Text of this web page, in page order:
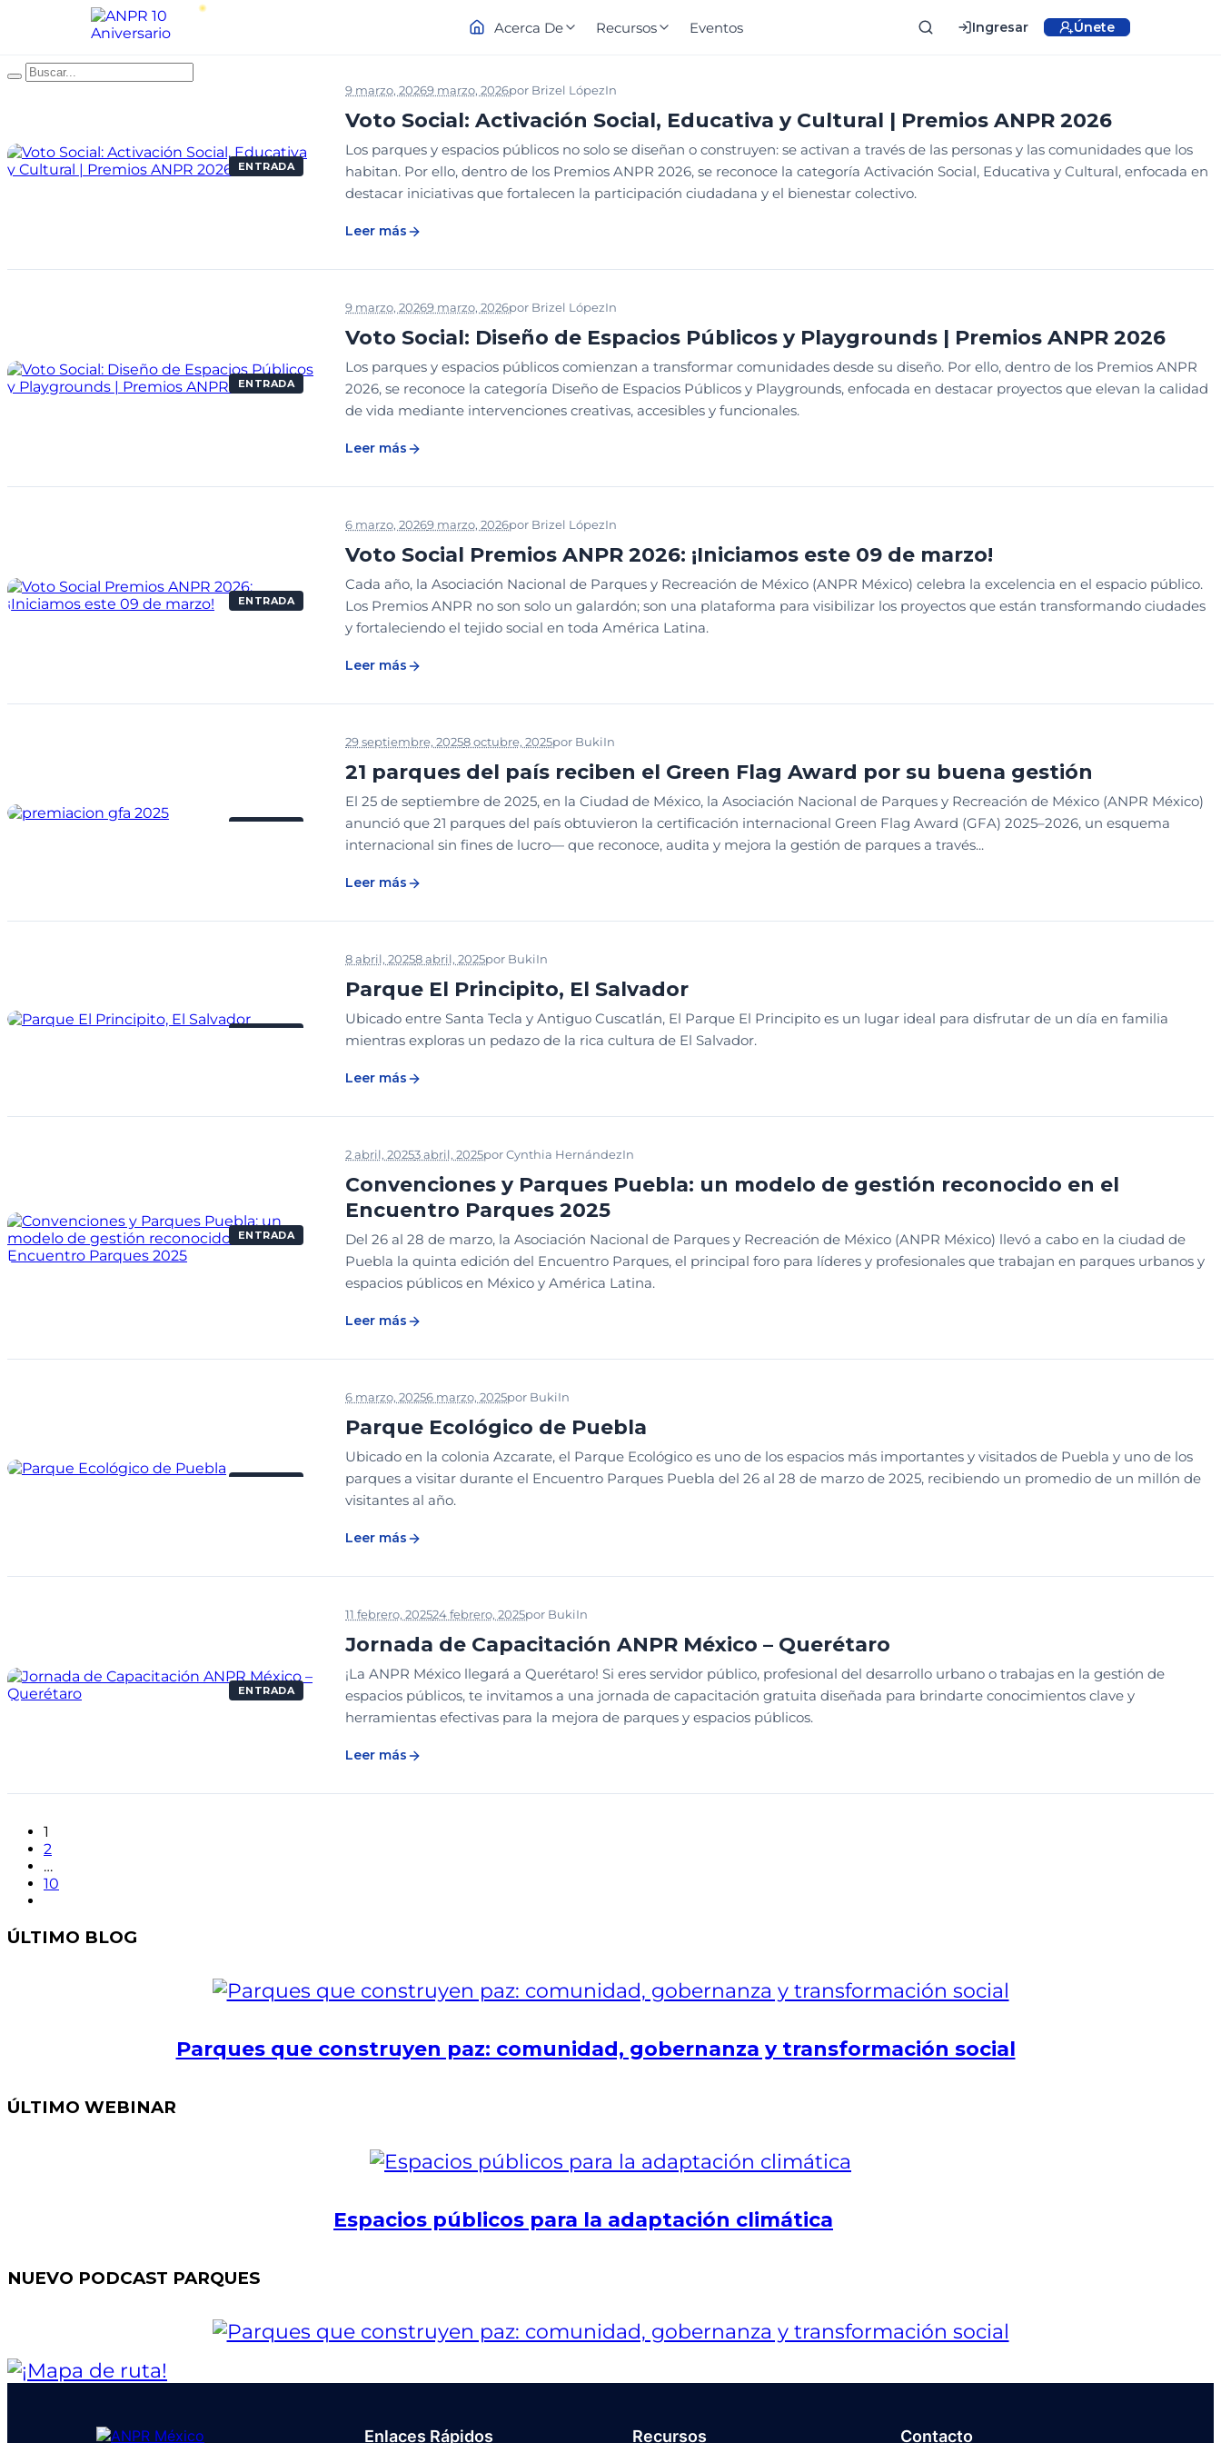
Acerca De Recursos Eventos Ingresar Únete
ENTRADA
9 marzo, 20269 marzo, 2026por Brizel LópezIn
Voto Social: Activación Social, Educativa y Cultural | Premios ANPR 2026
Los parques y espacios públicos no solo se diseñan o construyen: se activan a través de las personas y las comunidades que los
habitan. Por ello, dentro de los Premios ANPR 2026, se reconoce la categoría Activación Social, Educativa y Cultural, enfocada en
destacar iniciativas que fortalecen la participación ciudadana y el bienestar colectivo.
Leer más
ENTRADA
9 marzo, 20269 marzo, 2026por Brizel LópezIn
Voto Social: Diseño de Espacios Públicos y Playgrounds | Premios ANPR 2026
Los parques y espacios públicos comienzan a transformar comunidades desde su diseño. Por ello, dentro de los Premios ANPR
2026, se reconoce la categoría Diseño de Espacios Públicos y Playgrounds, enfocada en destacar proyectos que elevan la calidad
de vida mediante intervenciones creativas, accesibles y funcionales.
Leer más
ENTRADA
6 marzo, 20269 marzo, 2026por Brizel LópezIn
Voto Social Premios ANPR 2026: ¡Iniciamos este 09 de marzo!
Cada año, la Asociación Nacional de Parques y Recreación de México (ANPR México) celebra la excelencia en el espacio público.
Los Premios ANPR no son solo un galardón; son una plataforma para visibilizar los proyectos que están transformando ciudades
y fortaleciendo el tejido social en toda América Latina.
Leer más
29 septiembre, 20258 octubre, 2025por BukiIn
21 parques del país reciben el Green Flag Award por su buena gestión
El 25 de septiembre de 2025, en la Ciudad de México, la Asociación Nacional de Parques y Recreación de México (ANPR México)
anunció que 21 parques del país obtuvieron la certificación internacional Green Flag Award (GFA) 2025–2026, un esquema
internacional sin fines de lucro— que reconoce, audita y mejora la gestión de parques a través...
Leer más
8 abril, 20258 abril, 2025por BukiIn
Parque El Principito, El Salvador
Ubicado entre Santa Tecla y Antiguo Cuscatlán, El Parque El Principito es un lugar ideal para disfrutar de un día en familia
mientras exploras un pedazo de la rica cultura de El Salvador.
Leer más
ENTRADA
2 abril, 20253 abril, 2025porCynthia HernándezIn
Convenciones y Parques Puebla: un modelo de gestión reconocido en el
Encuentro Parques 2025
Del 26 al 28 de marzo, la Asociación Nacional de Parques y Recreación de México (ANPR México) llevó a cabo en la ciudad de
Puebla la quinta edición del Encuentro Parques, el principal foro para líderes y profesionales que trabajan en parques urbanos y
espacios públicos en México y América Latina.
Leer más
6 marzo, 20256 marzo, 2025por BukiIn
Parque Ecológico de Puebla
Ubicado en la colonia Azcarate, el Parque Ecológico es uno de los espacios más importantes y visitados de Puebla y uno de los
parques a visitar durante el Encuentro Parques Puebla del 26 al 28 de marzo de 2025, recibiendo un promedio de un millón de
visitantes al año.
Leer más
ENTRADA
11 febrero, 202524 febrero, 2025por BukiIn
Jornada de Capacitación ANPR México – Querétaro
¡La ANPR México llegará a Querétaro! Si eres servidor público, profesional del desarrollo urbano o trabajas en la gestión de
espacios públicos, te invitamos a una jornada de capacitación gratuita diseñada para brindarte conocimientos clave y
herramientas efectivas para la mejora de parques y espacios públicos.
Leer más
1
2
…
10
ÚLTIMO BLOG
Parques que construyen paz: comunidad, gobernanza y transformación social
ÚLTIMO WEBINAR
Espacios públicos para la adaptación climática
NUEVO PODCAST PARQUES
Enlaces Rápidos Recursos Contacto